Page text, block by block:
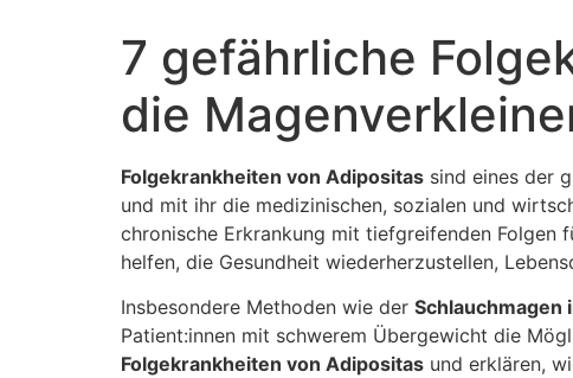
7 gefährliche
die
Folgekrankheiten von Adipositas sind eines der
und mit ihr die medizinischen, sozialen und
chronische Erkrankung mit tiefgreifenden Folgen
helfen, die Gesundheit wiederherzustellen,
Insbesondere Methoden wie der Schlauchmagen
Patient:innen mit schwerem Übergewicht die
Folgekrankheiten von Adipositas und erklären,